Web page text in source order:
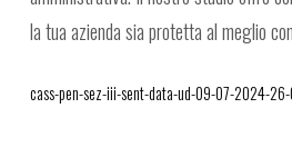
la tua azienda sia protetta al meglio
cass-pen-sez-iii-sent-data-ud-09-07-2024-